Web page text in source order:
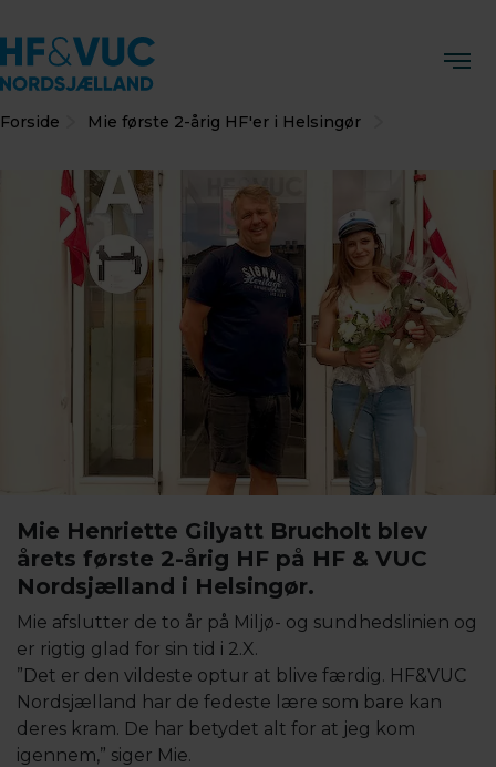
Forside Mie første 2-årig HF'er i Helsingør
Mie Henriette Gilyatt Brucholt blev
årets første 2-årig HF på HF & VUC
Nordsjælland i Helsingør.
Mie afslutter de to år på Miljø- og sundhedslinien og
er rigtig glad for sin tid i 2.X.
”Det er den vildeste optur at blive færdig. HF&VUC
Nordsjælland har de fedeste lære som bare kan
deres kram. De har betydet alt for at jeg kom
igennem,” siger Mie.